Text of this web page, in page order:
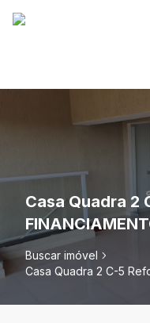
Casa Quadra 2
Buscar imóvel
Casa Quadra 2 C-5